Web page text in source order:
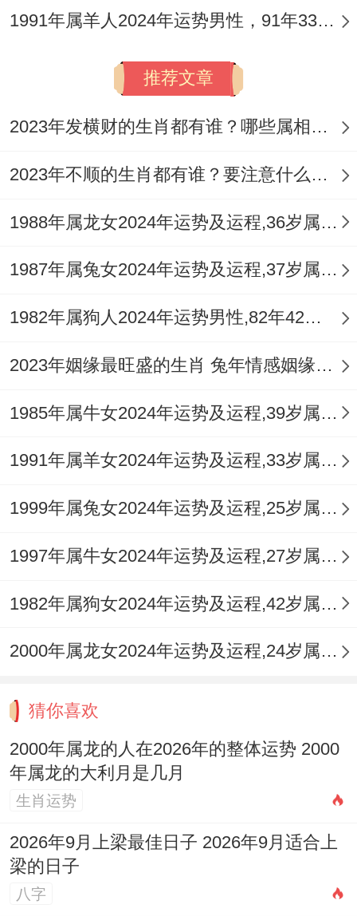
水」受抑。原局庚金逢丙火煅烧，又坐燥
牙龈不适及情绪焦虑。
值此流年午火加剧「火炎土燥」，夏季（农
息，预防因心火过旺引发失眠、头痛。
可定期进行游泳、瑜伽等柔与水性活动。或
之力，通关水火，补充金水元气，增强身心
平衡与应变活力。
（甲戌月）需格外留心，辰月引发「辰辰自
刑」，内心纠结增多，易陷入自我怀疑或旧
冲动比劫库，容易有突如其来的竞争、人际
变动或环境更迭，财务与合作事项易生变
与梳理，避免重大决策或资金投入。
反之，农历五月（壬午月）与农历十月（乙
可，学业进展顺利，是展现技能 、争取晋升
或通过考核的良机。
开运锦囊，当以稳固根基、引动贵人为要，
除注重自身言行与健康管理外，可于办公室
或书房东北方文昌位摆放 祥安阁登榜扬名 摆
件，强化印星与文昌星力量，助益学业规
划、职称获取与步骤思考。
1991年属羊人2024年运势男性，91年33岁属羊男2024年每月运程怎么样
推荐文章
2023年发横财的生肖都有谁？哪些属相财运旺盛？
2023年不顺的生肖都有谁？要注意什么呢？
1988年属龙女2024年运势及运程,36岁属龙人2024全年每月运势女性如何
1987年属兔女2024年运势及运程,37岁属兔人2024全年每月运势女性如何
1982年属狗人2024年运势男性,82年42岁属狗男2024年每月运程怎么样
2023年姻缘最旺盛的生肖 兔年情感姻缘运比较旺的属相
1985年属牛女2024年运势及运程,39岁属牛人2024全年每月运势女性如何
1991年属羊女2024年运势及运程,33岁属羊人2024全年每月运势女性如何
1999年属兔女2024年运势及运程,25岁属兔人2024全年每月运势女性如何
1997年属牛女2024年运势及运程,27岁属牛人2024全年每月运势女性如何
1982年属狗女2024年运势及运程,42岁属狗人2024全年每月运势女性如何
2000年属龙女2024年运势及运程,24岁属龙人2024全年每月运势女性如何
猜你喜欢
2000年属龙的人在2026年的整体运势 2000
年属龙的大利月是几月
生肖运势
2026年9月上梁最佳日子 2026年9月适合上
梁的日子
八字